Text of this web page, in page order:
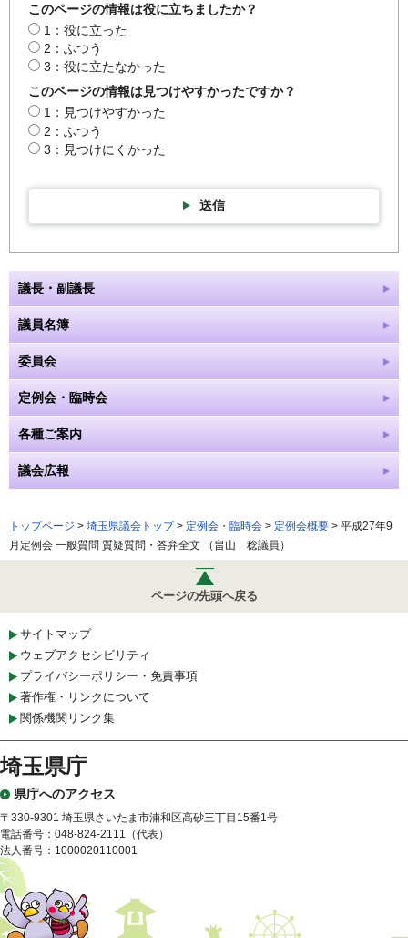
このページの情報は役に立ちましたか？
1：役に立った
2：ふつう
3：役に立たなかった
このページの情報は見つけやすかったですか？
1：見つけやすかった
2：ふつう
3：見つけにくかった
送信
議長・副議長
議員名簿
委員会
定例会・臨時会
各種ご案内
議会広報
トップページ > 埼玉県議会トップ> 定例会・臨時会 > 定例会概要 > 平成27年9
月定例会 一般質問 質疑質問・答弁全文 （畠山 稔議員）
ページの先頭へ戻る
サイトマップ
ウェブアクセシビリティ
プライバシーポリシー・免責事項
著作権・リンクについて
関係機関リンク集
埼玉県庁
県庁へのアクセス
〒330-9301 埼玉県さいたま市浦和区高砂三丁目15番1号
電話番号：048-824-2111（代表）
法人番号：1000020110001